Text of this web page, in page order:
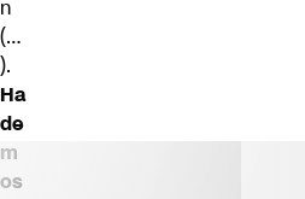
n
(…
).
Ha
de
m
os